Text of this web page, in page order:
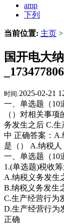
amp
下列
当前位置: 主页 >
国开电大
时间:2025-02-21
一、单选题（10
（）对相关事
务发生之后 C.
中 正确答案：
是（） A.纳税人
一、单选题（10
1.(单选题)税收
A.纳税义务发生
B.纳税义务发生
C.生产经营行为
D.生产经营行为
正确